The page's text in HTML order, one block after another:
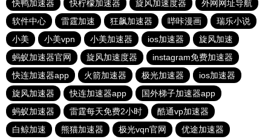
快鸭加速器
快柠檬加速器 旋风加速度器
外网网址导航
软件中心
雷霆加速 狂飙加速器 哔咔漫画
瑞乐小说
小美
小美vpn 小美加速器 ios加速器
旋风加速
蚂蚁加速器官网
旋风加速度器
instagram免费加速器
快连加速器app
火箭加速器 极光加速器
ios加速器
旋风加速器
快连加速器app
国外梯子加速器app
蚂蚁加速器
雷霆每天免费2小时
酷通vp加速器
白鲸加速
熊猫加速器 极光vqn官网 优途加速器